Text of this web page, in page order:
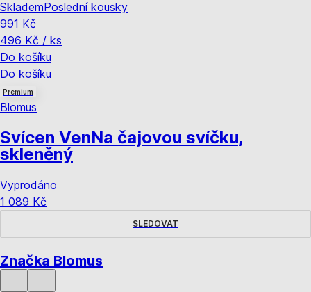
SklademPoslední kousky
991 Kč
496 Kč / ks
Do košíku
Do košíku
Premium
Blomus
Svícen VenNa čajovou svíčku,
skleněný
Vyprodáno
1 089 Kč
SLEDOVAT
Značka Blomus